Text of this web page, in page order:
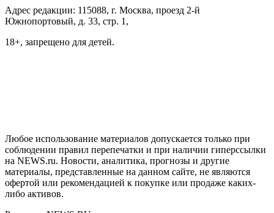
Адрес редакции: 115088, г. Москва, проезд 2-й
Южнопортовый, д. 33, стр. 1,
18+, запрещено для детей.
Любое использование материалов допускается только при
соблюдении правил перепечатки и при наличии гиперссылки
на NEWS.ru. Новости, аналитика, прогнозы и другие
материалы, представленные на данном сайте, не являются
офертой или рекомендацией к покупке или продаже каких-
либо активов.